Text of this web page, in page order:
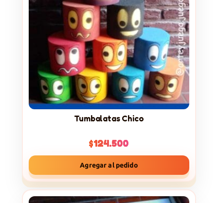
Tumbalatas Chico
$124.500
Agregar al pedido